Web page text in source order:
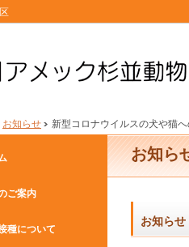
お知らせ 新型コロナウイルスの犬や猫
お知ら
お知らせ
ご案内
種について